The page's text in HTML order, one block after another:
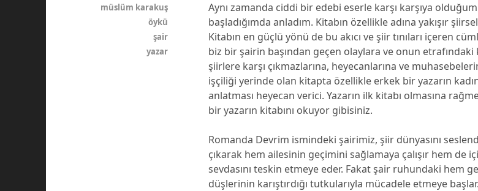
Aynı zamanda ciddi bir edebi eserle karşı karşıya
başladığımda anladım. Kitabın özellikle adına yakışır
Kitabın en güçlü yönü de bu akıcı ve şiir tınıları içeren
biz bir şairin başından geçen olaylara ve onun etrafındaki
şiirlere karşı çıkmazlarına, heyecanlarına ve
işçiliği yerinde olan kitapta özellikle erkek bir yazarın
anlatması heyecan verici. Yazarın ilk kitabı olmasına
bir yazarın kitabını okuyor gibisiniz.
Romanda Devrim ismindeki şairimiz, şiir dünyasını
çıkarak hem ailesinin geçimini sağlamaya çalışır hem de
sevdasını teskin etmeye eder. Fakat şair ruhundaki hem
düşlerinin karıştırdığı tutkularıyla mücadele etmeye
müslüm karakuş
öykü
şair
yazar